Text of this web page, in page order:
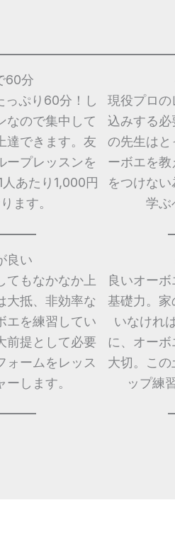
60分
っぷり60分！し
なので集中して
達できます。友
ープレッスンを
あたり1,000円
ます。
現役プロ
込みする
の先生はと
ーボエを
をつけな
学ぶ
良い
てもなかなか上
大抵、非効率な
エを練習してい
前提として必要
ォームをレッス
します。
良いオー
基礎力。家
いなけれ
に、オー
大切。こ
ップ練